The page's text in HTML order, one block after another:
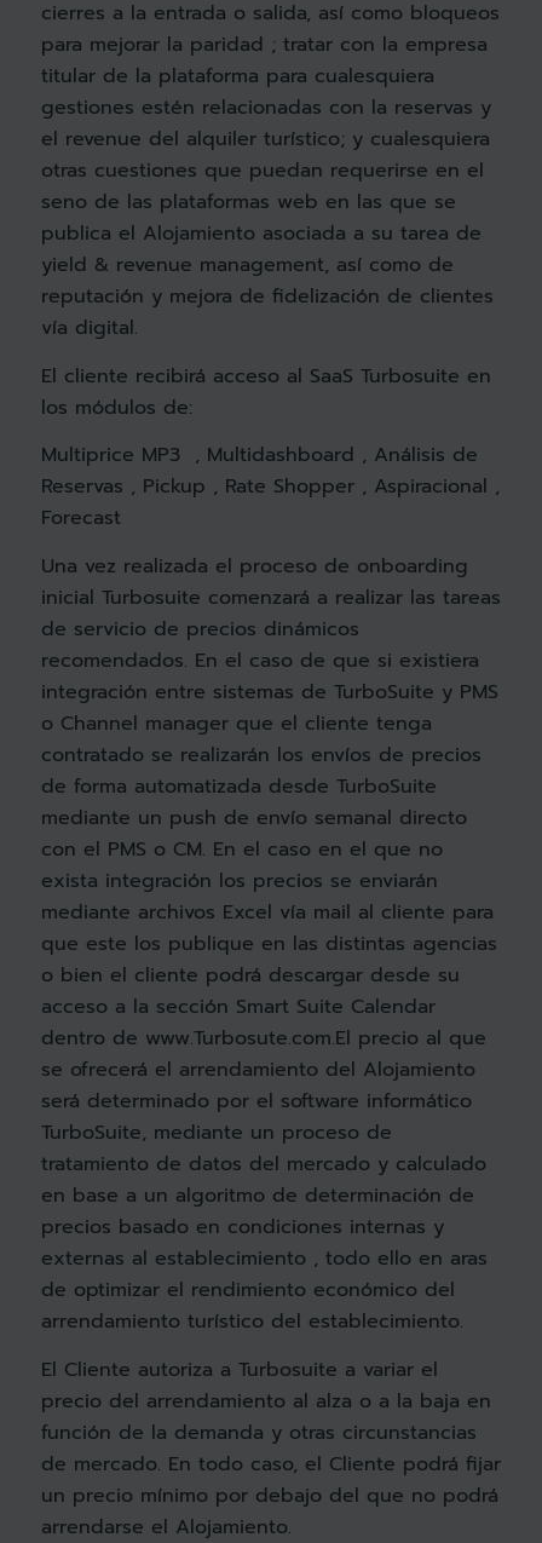
cierres a la entrada o salida, así como bloqueos
para mejorar la paridad ; tratar con la empresa
titular de la plataforma para cualesquiera
gestiones estén relacionadas con la reservas y
el revenue del alquiler turístico; y cualesquiera
otras cuestiones que puedan requerirse en el
seno de las plataformas web en las que se
publica el Alojamiento asociada a su tarea de
yield & revenue management, así como de
reputación y mejora de fidelización de clientes
vía digital.
El cliente recibirá acceso al SaaS Turbosuite en
los módulos de:
Multiprice MP3 , Multidashboard , Análisis de
Reservas , Pickup , Rate Shopper , Aspiracional ,
Forecast
Una vez realizada el proceso de onboarding
inicial Turbosuite comenzará a realizar las tareas
de servicio de precios dinámicos
recomendados. En el caso de que si existiera
integración entre sistemas de TurboSuite y PMS
o Channel manager que el cliente tenga
contratado se realizarán los envíos de precios
de forma automatizada desde TurboSuite
mediante un push de envío semanal directo
con el PMS o CM. En el caso en el que no
exista integración los precios se enviarán
mediante archivos Excel vía mail al cliente para
que este los publique en las distintas agencias
o bien el cliente podrá descargar desde su
acceso a la sección Smart Suite Calendar
dentro de www.Turbosute.com.El precio al que
se ofrecerá el arrendamiento del Alojamiento
será determinado por el software informático
TurboSuite, mediante un proceso de
tratamiento de datos del mercado y calculado
en base a un algoritmo de determinación de
precios basado en condiciones internas y
externas al establecimiento , todo ello en aras
de optimizar el rendimiento económico del
arrendamiento turístico del establecimiento.
El Cliente autoriza a Turbosuite a variar el
precio del arrendamiento al alza o a la baja en
función de la demanda y otras circunstancias
de mercado. En todo caso, el Cliente podrá fijar
un precio mínimo por debajo del que no podrá
arrendarse el Alojamiento.